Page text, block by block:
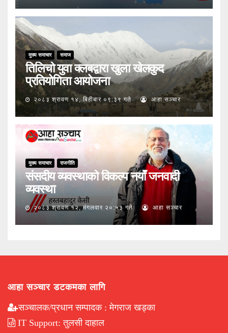
मुख्य समाचार समाज
तिलिचो युवा क्लबद्वारा खुला खेलकुद
प्रतियोगिता आयोजना
२०८३ श्रावण १४, बिहीबार ०९:३९ गते आहा सञ्चार
मुख्य समाचार राजनीति
संसदीय व्यवस्थाको विकल्प नयाँ जनवादी
व्यवस्था
२०८३ श्रावण १२, मंगलवार २०:५३ गते आहा सञ्चार
आहा सञ्चार डटकमका लागि
सञ्चालक/प्रधान सम्पादक : मेगराज खड्का
IT Support: तुलसी दाहाल